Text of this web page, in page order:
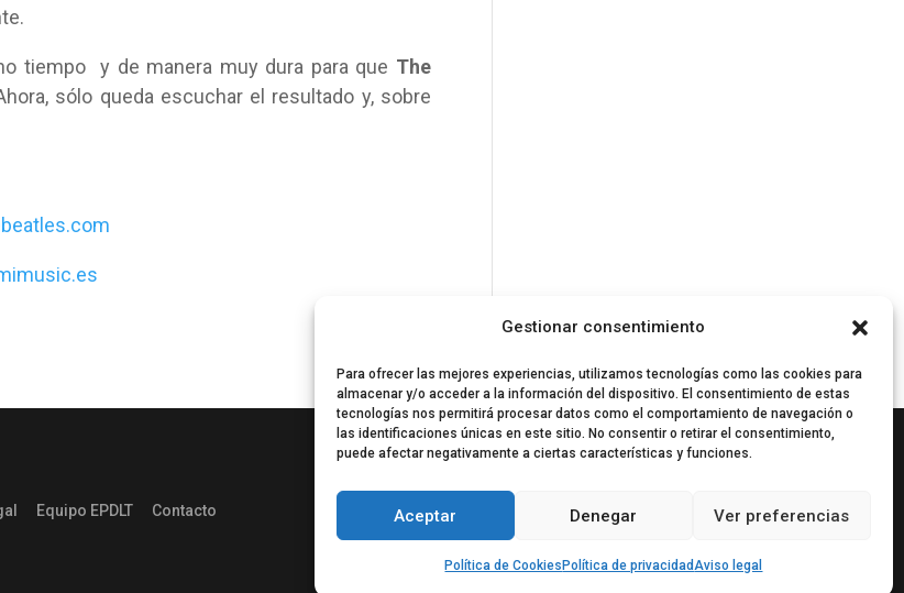
Gestionar consentimiento
Para ofrecer las mejores experiencias, utilizamos tecnologías como las cookies para
almacenar y/o acceder a la información del dispositivo. El consentimiento de estas
tecnologías nos permitirá procesar datos como el comportamiento de navegación o
las identificaciones únicas en este sitio. No consentir o retirar el consentimiento,
puede afectar negativamente a ciertas características y funciones.
Aceptar Denegar Ver preferencias
Política de Cookies Política de privacidadAviso legal
tiempo y de manera muy dura para que The
sólo queda escuchar el resultado y, sobre
Equipo EPDLT Contacto